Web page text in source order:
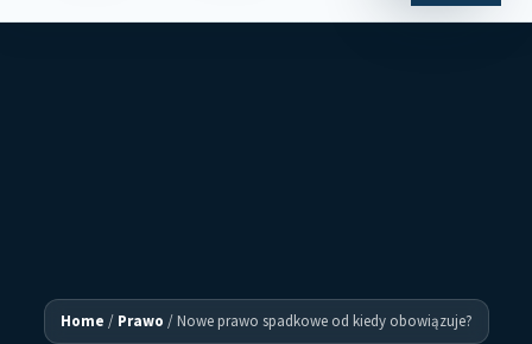
Home / Prawo /Nowe prawo spadkowe od kiedy obowiązuje?